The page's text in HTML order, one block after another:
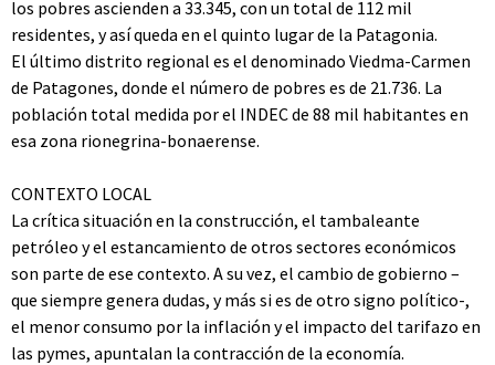
los pobres ascienden a 33.345, con un total de 112 mil
residentes, y así queda en el quinto lugar de la Patagonia.
El último distrito regional es el denominado Viedma-Carmen
de Patagones, donde el número de pobres es de 21.736. La
población total medida por el INDEC de 88 mil habitantes en
esa zona rionegrina-bonaerense.
CONTEXTO LOCAL
La crítica situación en la construcción, el tambaleante
petróleo y el estancamiento de otros sectores económicos
son parte de ese contexto. A su vez, el cambio de gobierno –
que siempre genera dudas, y más si es de otro signo político-,
el menor consumo por la inflación y el impacto del tarifazo en
las pymes, apuntalan la contracción de la economía.